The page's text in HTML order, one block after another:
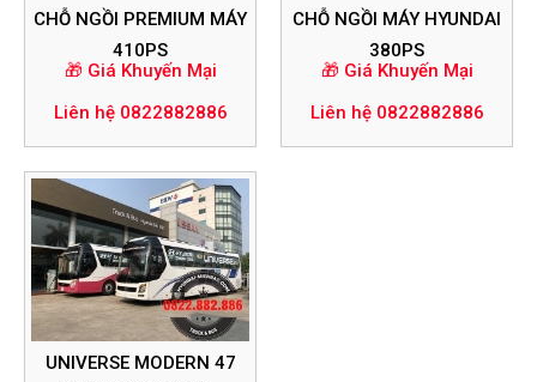
CHỖ NGỒI PREMIUM MÁY
410PS
🎁 Giá Khuyến Mại
Liên hệ 0822882886
CHỖ NGỒI MÁY HYUNDAI
380PS
🎁 Giá Khuyến Mại
Liên hệ 0822882886
UNIVERSE MODERN 47